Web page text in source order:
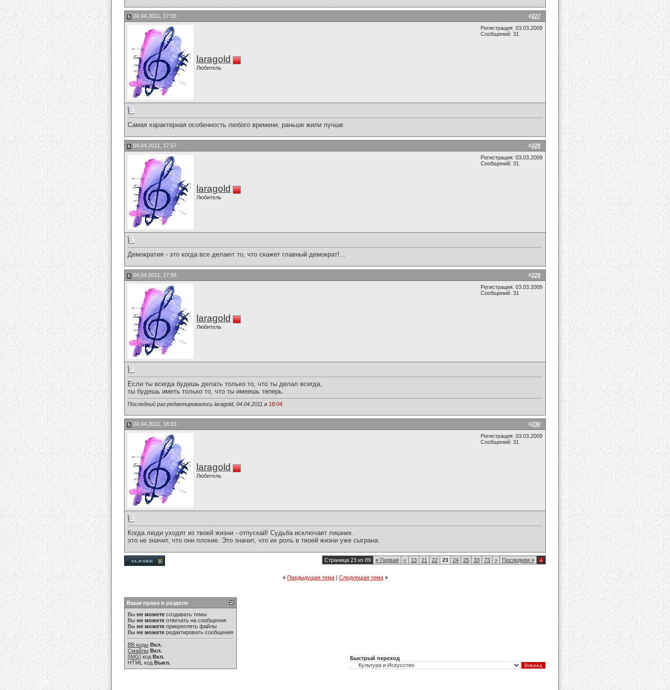
#227
04.04.2011, 17:55
laragold
Любитель
Регистрация: 03.03.2009
Сообщений: 31
Самая характерная особенность любого времени: раньше жили лучше.
#228
04.04.2011, 17:57
laragold
Любитель
Регистрация: 03.03.2009
Сообщений: 31
Демократия - это когда все делают то, что скажет главный демократ!...
#229
04.04.2011, 17:58
laragold
Любитель
Регистрация: 03.03.2009
Сообщений: 31
Если ты всегда будешь делать только то, что ты делал всегда,
ты будешь иметь только то, что ты имеешь теперь.
Последний раз редактировалось laragold, 04.04.2011 в 18:04
#230
04.04.2011, 18:03
laragold
Любитель
Регистрация: 03.03.2009
Сообщений: 31
Когда люди уходят из твоей жизни - отпускай! Судьба исключает лишних.
это не значит, что они плохие. Это значит, что их роль в твоей жизни уже сыграна.
Страница 23 из 89 « Первая < 13 21 22 23 24 25 33 73 > Последняя »
« Предыдущая тема| Следующая тема »
Ваши права в разделе
Вы не можете создавать темы
Вы не можете отвечать на сообщения
Вы не можете прикреплять файлы
Вы не можете редактировать сообщения
BB коды Вкл.
Смайлы Вкл.
[IMG] код Вкл.
HTML код Выкл.
Быстрый переход